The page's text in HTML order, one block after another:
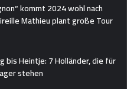
kommt 2024 wohl nach
Mathieu plant große Tour
bis Heintje: 7 Holländer, die für
stehen